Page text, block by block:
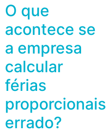
O que
acontece se
a empresa
calcular
férias
proporcionais
errado?